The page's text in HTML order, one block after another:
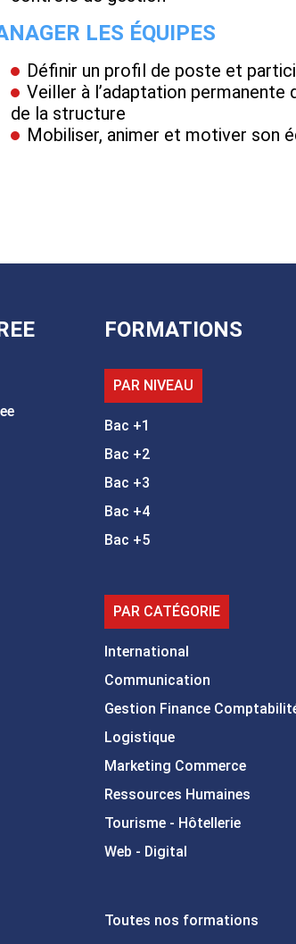
LES ÉQUIPES
Définir un profil de poste et
Veiller à l’adaptation
de la structure
Mobiliser, animer et motiver son
FORMATIONS
PAR NIVEAU
Bac +1
Bac +2
Bac +3
Bac +4
Bac +5
PAR CATÉGORIE
International
Communication
Gestion Finance
Logistique
Marketing Commerce
Ressources Humaines
Tourisme - Hôtellerie
Web - Digital
Toutes nos formations